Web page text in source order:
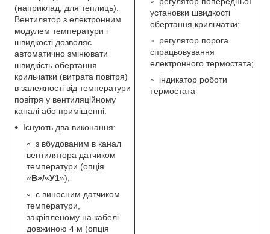
(наприклад, для теплиць).
Вентилятор з електронним
модулем температури і
швидкості дозволяє
автоматично змінювати
швидкість обертання
крильчатки (витрата повітря)
в залежності від температури
повітря у вентиляційному
каналі або приміщенні.
Існують два виконання:
з вбудованим в канал
вентилятора датчиком
температури (опція
«В»/«У1»);
c виносним датчиком
температури,
закріпленому на кабелі
довжиною 4 м (опція
установки швидкості
обертання крильчатки;
регулятор порога
спрацьовування
електронного термостата;
індикатор роботи
термостата